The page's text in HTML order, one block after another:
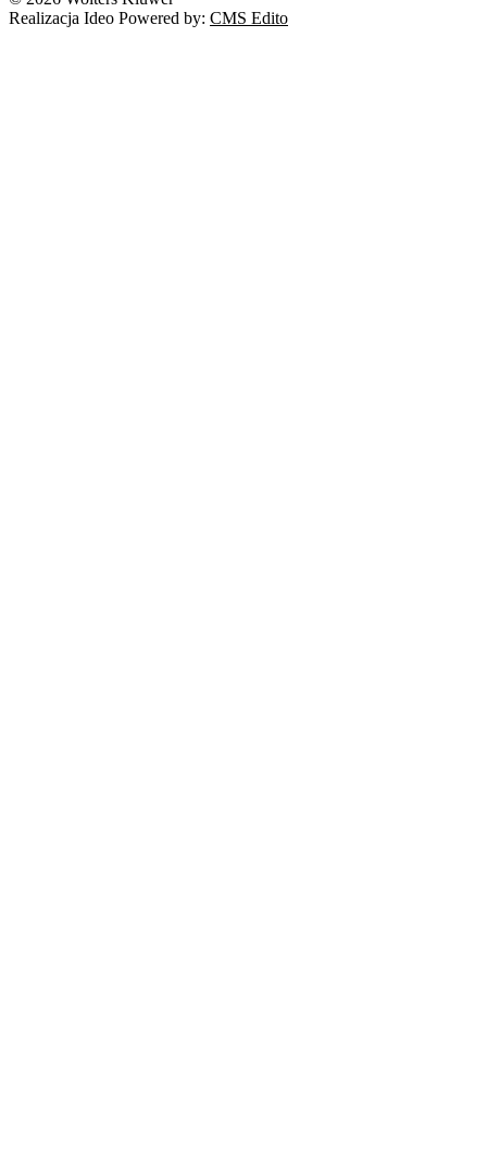
Realizacja Ideo Powered by: CMS Edito